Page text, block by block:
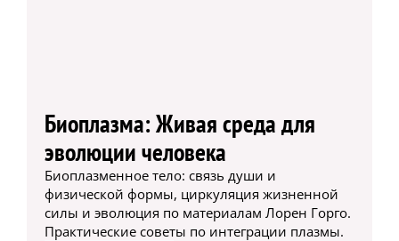
Биоплазма: Живая среда для
эволюции человека
Биоплазменное тело: связь души и
физической формы, циркуляция жизненной
силы и эволюция по материалам Лорен Горго.
Практические советы по интеграции плазмы.